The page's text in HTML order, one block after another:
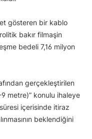
gösteren bir kablo
bakır filmaşin
bedeli 7,16 milyon
gerçekleştirilen
9 metre)” konulu ihaleye
içerisinde itiraz
beklendiğini